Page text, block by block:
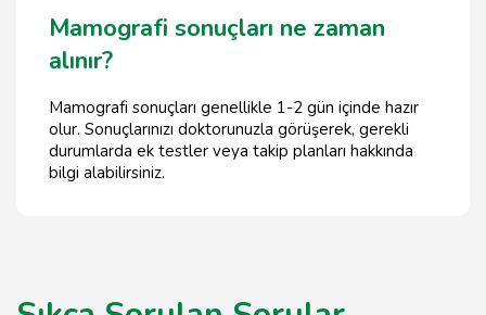
Mamografi sonuçları ne zaman
alınır?
Mamografi sonuçları genellikle 1-2 gün içinde hazır
olur. Sonuçlarınızı doktorunuzla görüşerek, gerekli
durumlarda ek testler veya takip planları hakkında
bilgi alabilirsiniz.